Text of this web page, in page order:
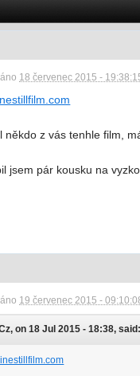
18 červenec 2015 -
někdo z vás tenhle film,
jsem pár kousku na
19 červenec 2015 -
on 18 Jul 2015 - 18:38, said: